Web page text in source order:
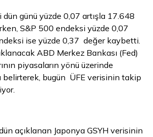
günü yüzde 0,07 artışla 17.648
S&P 500 endeksi yüzde 0,07
ise yüzde 0,37 değer kaybetti.
ABD Merkez Bankası (Fed)
piyasaların yönü üzerinde
belirterek, bugün ÜFE verisinin takip
açıklanan Japonya GSYH verisinin